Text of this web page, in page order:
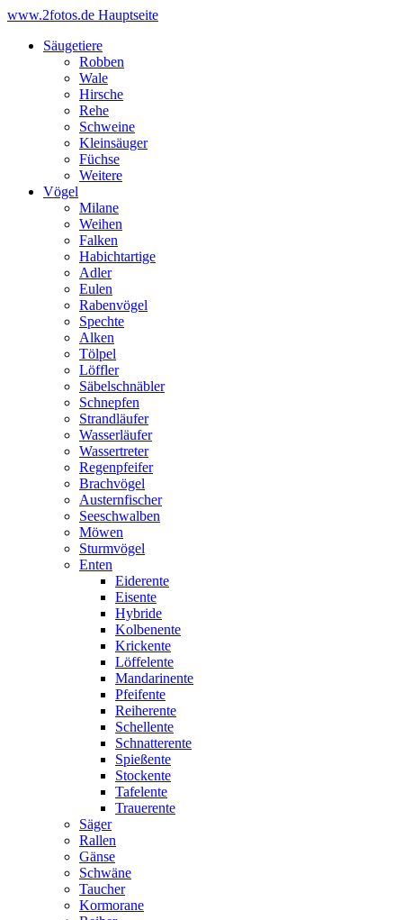
www.2fotos.de Hauptseite
Säugetiere
Robben
Wale
Hirsche
Rehe
Schweine
Kleinsäuger
Füchse
Weitere
Vögel
Milane
Weihen
Falken
Habichtartige
Adler
Eulen
Rabenvögel
Spechte
Alken
Tölpel
Löffler
Säbelschnäbler
Schnepfen
Strandläufer
Wasserläufer
Wassertreter
Regenpfeifer
Brachvögel
Austernfischer
Seeschwalben
Möwen
Sturmvögel
Enten
Eiderente
Eisente
Hybride
Kolbenente
Krickente
Löffelente
Mandarinente
Pfeifente
Reiherente
Schellente
Schnatterente
Spießente
Stockente
Tafelente
Trauerente
Säger
Rallen
Gänse
Schwäne
Taucher
Kormorane